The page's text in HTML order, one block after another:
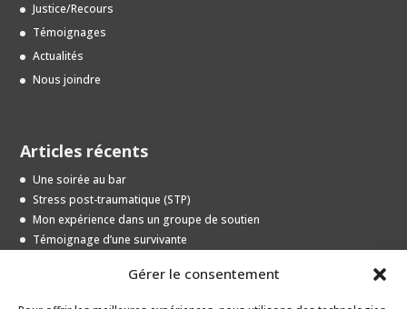
Gérer le consentement
Justice/Recours
Témoignages
Actualités
Nous joindre
Articles récents
Une soirée au bar
Stress post-traumatique (STP)
Mon expérience dans un groupe de soutien
Témoignage d’une survivante